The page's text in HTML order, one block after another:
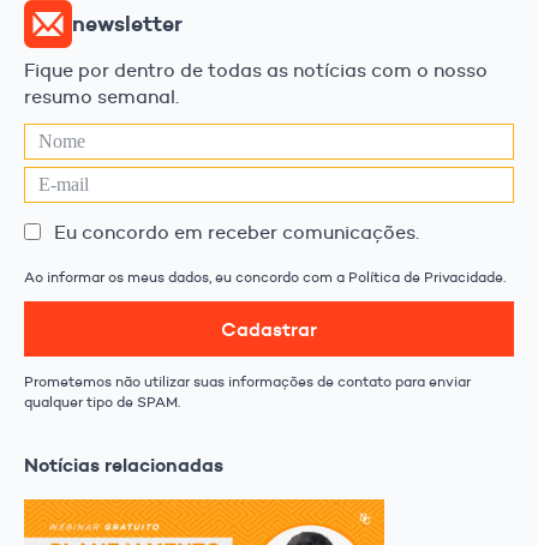
newsletter
Fique por dentro de todas as notícias com o nosso
resumo semanal.
Eu concordo em receber comunicações.
Ao informar os meus dados, eu concordo com a Política de Privacidade.
Cadastrar
Prometemos não utilizar suas informações de contato para enviar
qualquer tipo de SPAM.
Notícias relacionadas